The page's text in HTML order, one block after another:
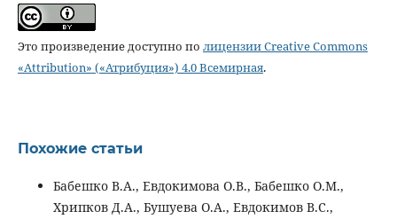
Это произведение доступно по лицензии Creative Commons
«Attribution» («Атрибуция») 4.0 Всемирная.
Похожие статьи
Бабешко В.А., Евдокимова О.В., Бабешко О.М.,
Хрипков Д.А., Бушуева О.А., Евдокимов В.С.,